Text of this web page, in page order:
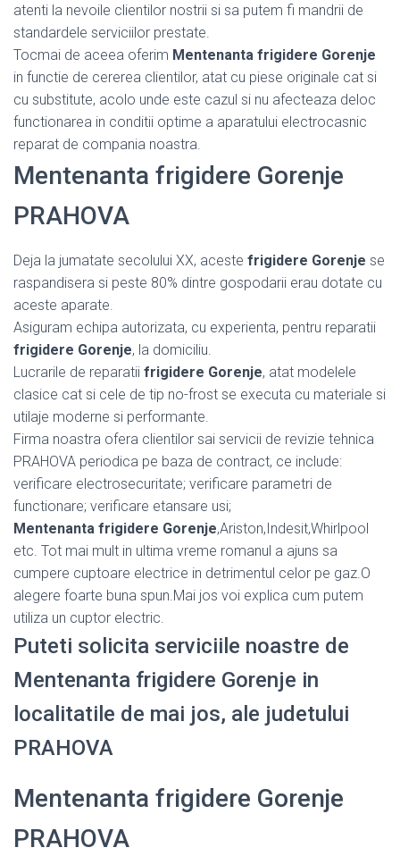
atenti la nevoile clientilor nostrii si sa putem fi mandrii de
standardele serviciilor prestate.
Tocmai de aceea oferim Mentenanta frigidere Gorenje
in functie de cererea clientilor, atat cu piese originale cat si
cu substitute, acolo unde este cazul si nu afecteaza deloc
functionarea in conditii optime a aparatului electrocasnic
reparat de compania noastra.
Mentenanta frigidere Gorenje
PRAHOVA
Deja la jumatate secolului XX, aceste frigidere Gorenje se
raspandisera si peste 80% dintre gospodarii erau dotate cu
aceste aparate.
Asiguram echipa autorizata, cu experienta, pentru reparatii
frigidere Gorenje, la domiciliu.
Lucrarile de reparatii frigidere Gorenje, atat modelele
clasice cat si cele de tip no-frost se executa cu materiale si
utilaje moderne si performante.
Firma noastra ofera clientilor sai servicii de revizie tehnica
PRAHOVA periodica pe baza de contract, ce include:
verificare electrosecuritate; verificare parametri de
functionare; verificare etansare usi;
Mentenanta frigidere Gorenje,Ariston,Indesit,Whirlpool
etc. Tot mai mult in ultima vreme romanul a ajuns sa
cumpere cuptoare electrice in detrimentul celor pe gaz.O
alegere foarte buna spun.Mai jos voi explica cum putem
utiliza un cuptor electric.
Puteti solicita serviciile noastre de
Mentenanta frigidere Gorenje in
localitatile de mai jos, ale judetului
PRAHOVA
Mentenanta frigidere Gorenje
PRAHOVA